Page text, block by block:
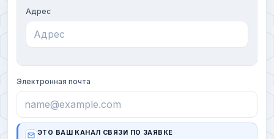
Адрес
Электронная почта
ЭТО ВАШ КАНАЛ СВЯЗИ ПО ЗАЯВКЕ